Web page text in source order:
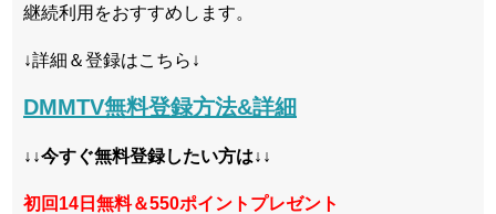
継続利用をおすすめします。
↓詳細＆登録はこちら↓
DMMTV無料登録方法&詳細
↓↓今すぐ無料登録したい方は↓↓
初回14日無料＆550ポイントプレゼント